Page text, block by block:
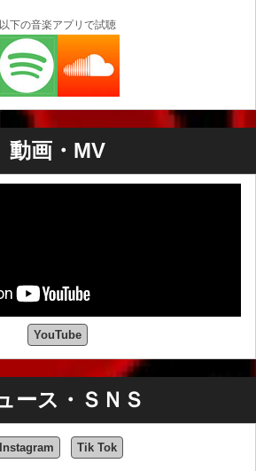
以下の音楽アプリで試聴
動画・MV
YouTube
ース・ＳＮＳ
Instagram Tik Tok